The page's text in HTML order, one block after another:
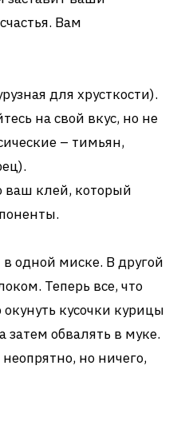
Вам
для хрусткости).
на свой вкус, но не
– тимьян,
ваш клей, который
одной миске. В другой
Теперь все, что
кусочки курицы
затем обвалять в муке.
но ничего,